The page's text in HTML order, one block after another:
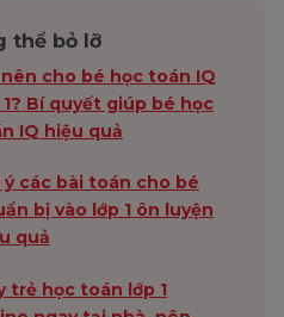
thể bỏ lỡ
nên cho bé học toán IQ
1? Bí quyết giúp bé học
IQ hiệu quả
ý các bài toán cho bé
bị vào lớp 1 ôn luyện
quả
trẻ học toán lớp 1